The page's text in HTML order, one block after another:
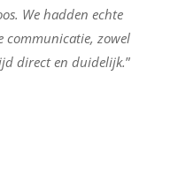
We hadden echte
communicatie, zowel
direct en duidelijk.”